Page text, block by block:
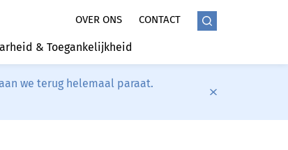
OVER ONS CONTACT
& Toegankelijkheid
we terug helemaal paraat.